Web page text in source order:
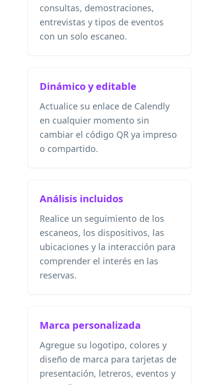
consultas, demostraciones,
entrevistas y tipos de eventos
con un solo escaneo.
Dinámico y editable
Actualice su enlace de Calendly
en cualquier momento sin
cambiar el código QR ya impreso
o compartido.
Análisis incluidos
Realice un seguimiento de los
escaneos, los dispositivos, las
ubicaciones y la interacción para
comprender el interés en las
reservas.
Marca personalizada
Agregue su logotipo, colores y
diseño de marca para tarjetas de
presentación, letreros, eventos y